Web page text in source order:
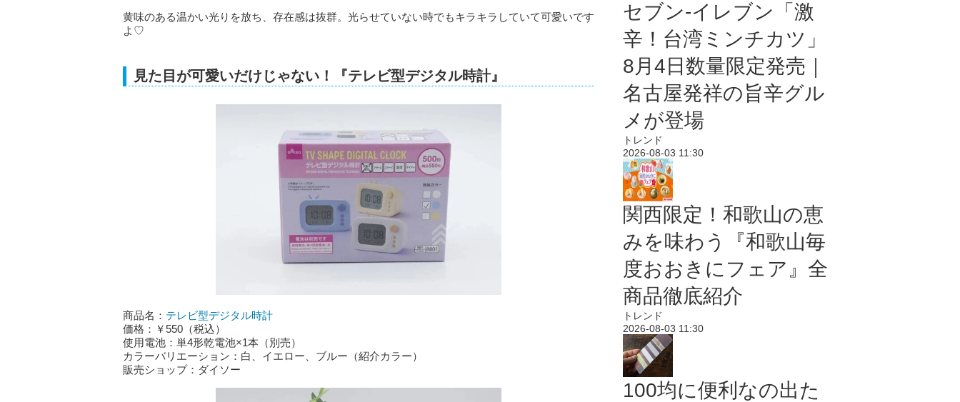
黄味のある温かい光りを放ち、存在感は抜群。光らせていない時でもキラキラしていて可愛いです
よ♡
見た目が可愛いだけじゃない！『テレビ型デジタル時計』
商品名： テレビ型デジタル時計
価格：￥550（税込）
使用電池：単4形乾電池×1本（別売）
カラーバリエーション：白、イエロー、ブルー（紹介カラー）
販売ショップ：ダイソー
セブン-イレブン「激
辛！台湾ミンチカツ」
8月4日数量限定発売｜
名古屋発祥の旨辛グル
メが登場
トレンド
2026-08-03 11:30
関西限定！和歌山の恵
みを味わう『和歌山毎
度おおきにフェア』全
商品徹底紹介
トレンド
2026-08-03 11:30
100均に便利なの出た